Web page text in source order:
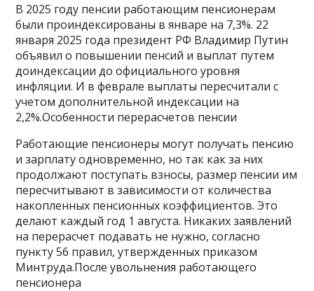
В 2025 году пенсии работающим пенсионерам
были проиндексированы в январе на 7,3%. 22
января 2025 года президент РФ Владимир Путин
объявил о повышении пенсий и выплат путем
доиндексации до официального уровня
инфляции. И в феврале выплаты пересчитали с
учетом дополнительной индексации на
2,2%.Особенности перерасчетов пенсии
Работающие пенсионеры могут получать пенсию
и зарплату одновременно, но так как за них
продолжают поступать взносы, размер пенсии им
пересчитывают в зависимости от количества
накопленных пенсионных коэффициентов. Это
делают каждый год 1 августа. Никаких заявлений
на перерасчет подавать не нужно, согласно
пункту 56 правил, утвержденных приказом
Минтруда.После увольнения работающего
пенсионера